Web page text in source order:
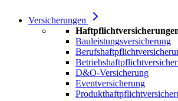
Versicherungen
Bauleistungsversicherung
D&O-Versicherung
Eventversicherung